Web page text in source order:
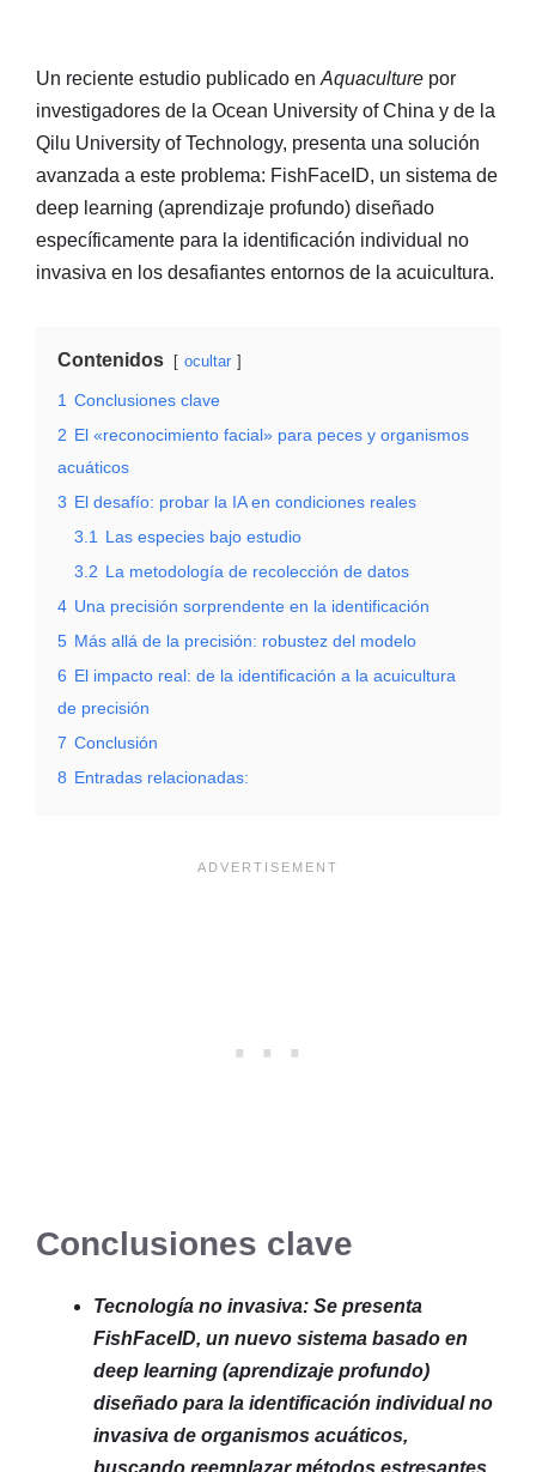
Un reciente estudio publicado en Aquaculture por
investigadores de la Ocean University of China y de la
Qilu University of Technology, presenta una solución
avanzada a este problema: FishFaceID, un sistema de
deep learning (aprendizaje profundo) diseñado
específicamente para la identificación individual no
invasiva en los desafiantes entornos de la acuicultura.
Contenidos ocultar
1 Conclusiones clave
2 El «reconocimiento facial» para peces y organismos
acuáticos
3 El desafío: probar la IA en condiciones reales
3.1
Las especies bajo estudio
3.2 La metodología de recolección de datos
4 Una precisión sorprendente en la identificación
5 Más allá de la precisión: robustez del modelo
6 El impacto real: de la identificación a la acuicultura
de precisión
7 Conclusión
8 Entradas relacionadas:
Conclusiones clave
Tecnología no invasiva: Se presenta
FishFaceID, un nuevo sistema basado en
deep learning (aprendizaje profundo)
diseñado para la identificación individual no
invasiva de organismos acuáticos,
buscando reemplazar métodos estresantes